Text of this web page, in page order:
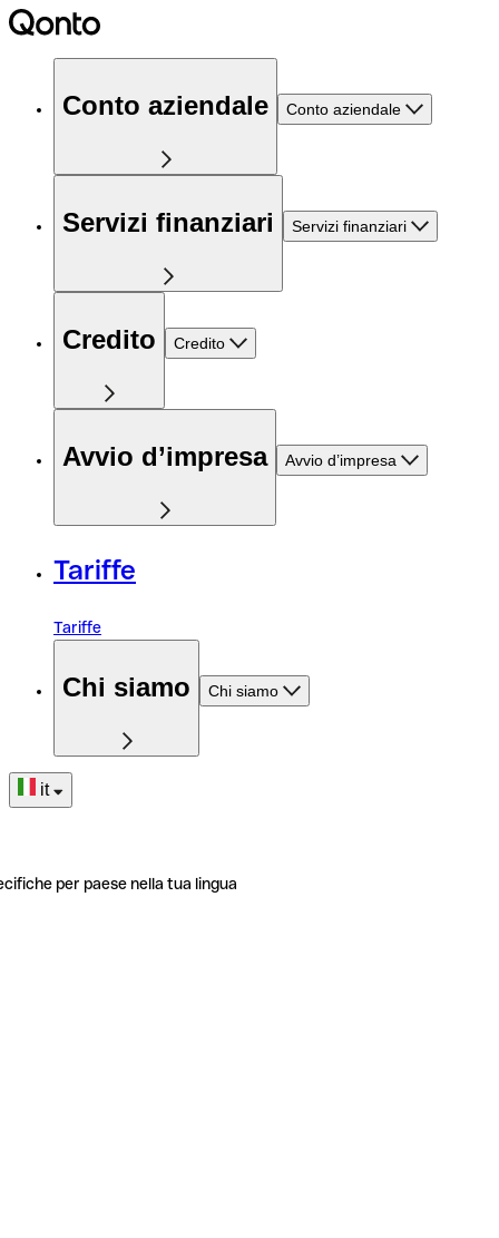
Conto aziendale Conto aziendale
Servizi finanziari Servizi finanziari
Credito Credito
Avvio d’impresa Avvio d’impresa
Tariffe
Tariffe
Chi siamo Chi siamo
it
per paese nella tua lingua